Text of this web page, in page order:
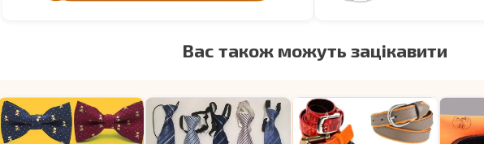
Вас також можуть зацікавити